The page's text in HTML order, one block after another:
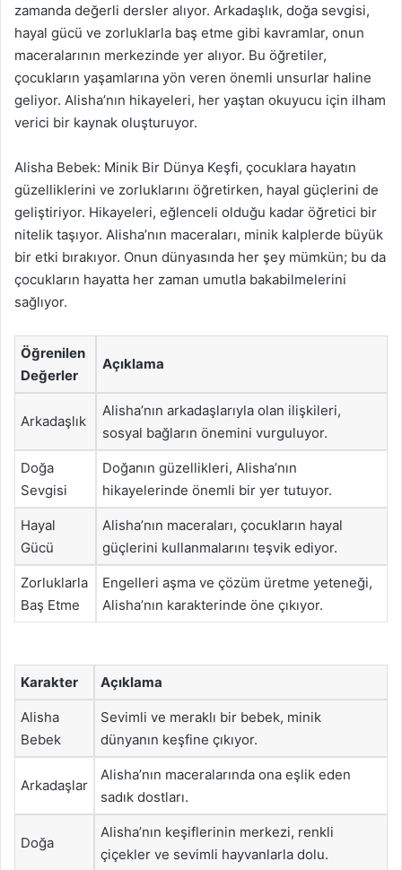
zamanda değerli dersler alıyor. Arkadaşlık, doğa sevgisi,
hayal gücü ve zorluklarla baş etme gibi kavramlar, onun
maceralarının merkezinde yer alıyor. Bu öğretiler,
çocukların yaşamlarına yön veren önemli unsurlar haline
geliyor. Alisha’nın hikayeleri, her yaştan okuyucu için ilham
verici bir kaynak oluşturuyor.
Alisha Bebek: Minik Bir Dünya Keşfi, çocuklara hayatın
güzelliklerini ve zorluklarını öğretirken, hayal güçlerini de
geliştiriyor. Hikayeleri, eğlenceli olduğu kadar öğretici bir
nitelik taşıyor. Alisha’nın maceraları, minik kalplerde büyük
bir etki bırakıyor. Onun dünyasında her şey mümkün; bu da
çocukların hayatta her zaman umutla bakabilmelerini
sağlıyor.
Öğrenilen
Değerler
Açıklama
Arkadaşlık
Alisha’nın arkadaşlarıyla olan ilişkileri,
sosyal bağların önemini vurguluyor.
Doğa
Sevgisi
Doğanın güzellikleri, Alisha’nın
hikayelerinde önemli bir yer tutuyor.
Hayal
Gücü
Alisha’nın maceraları, çocukların hayal
güçlerini kullanmalarını teşvik ediyor.
Zorluklarla
Baş Etme
Engelleri aşma ve çözüm üretme yeteneği,
Alisha’nın karakterinde öne çıkıyor.
Karakter Açıklama
Alisha
Bebek
Sevimli ve meraklı bir bebek, minik
dünyanın keşfine çıkıyor.
Arkadaşlar
Alisha’nın maceralarında ona eşlik eden
sadık dostları.
Doğa
Alisha’nın keşiflerinin merkezi, renkli
çiçekler ve sevimli hayvanlarla dolu.